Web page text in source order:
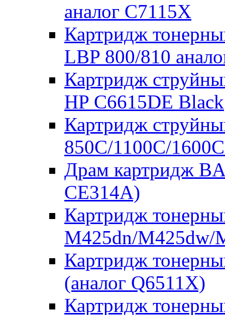
аналог C7115X
Картридж
LBP 800/810
Картридж
HP C6615DE Black
Картридж
850C/1100C/
Драм картридж
CE314A)
Картридж
M425dn/M425dw/
Картридж
(аналог Q6511X)
Картридж